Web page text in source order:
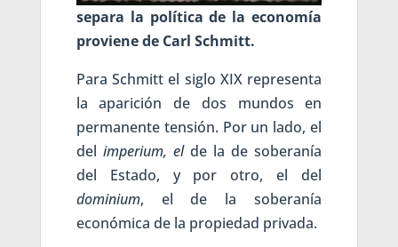
separa la política de la economía
proviene de Carl Schmitt.
Para Schmitt el siglo XIX representa
la aparición de dos mundos en
permanente tensión. Por un lado, el
del imperium, elde la de soberanía
del Estado, y por otro, el del
dominium, el de la soberanía
económica de la propiedad privada.